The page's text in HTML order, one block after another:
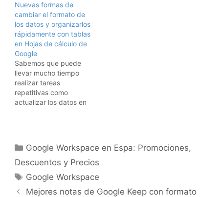
complemento de Duet AI
para Google Workspace
Enterprise. Esta función
se basa en Smart Fill de
Hojas de cálculo de
Google, una función que
presentamos en 2020
y…
Nuevas formas de
cambiar el formato de
los datos y organizarlos
rápidamente con tablas
en Hojas de cálculo de
Google
Sabemos que puede
llevar mucho tiempo
realizar tareas
repetitivas como
actualizar los datos en
difícil cuando hay varias
personas que actualizan
ayudarte a resolver este
problema, nos complace
Categorías
Google Workspace en Espa: Promociones,
Descuentos y Precios
Etiquetas
Google Workspace
Mejores notas de Google Keep con formato